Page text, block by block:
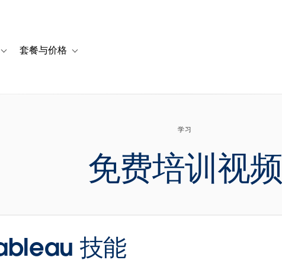
事 for 解决方案
Toggle sub-navigation for 资源
套餐与价格 Toggle sub-navigation for 套餐与价格
学习
免费培训视频
技能